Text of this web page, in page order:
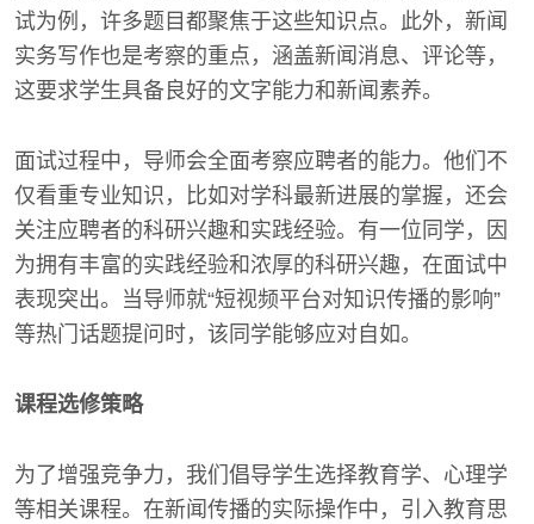
试为例，许多题目都聚焦于这些知识点。此外，新闻
实务写作也是考察的重点，涵盖新闻消息、评论等，
这要求学生具备良好的文字能力和新闻素养。
面试过程中，导师会全面考察应聘者的能力。他们不
仅看重专业知识，比如对学科最新进展的掌握，还会
关注应聘者的科研兴趣和实践经验。有一位同学，因
为拥有丰富的实践经验和浓厚的科研兴趣，在面试中
表现突出。当导师就“短视频平台对知识传播的影响”
等热门话题提问时，该同学能够应对自如。
课程选修策略
为了增强竞争力，我们倡导学生选择教育学、心理学
等相关课程。在新闻传播的实际操作中，引入教育思